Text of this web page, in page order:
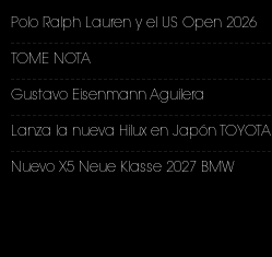
Polo Ralph Lauren y el US Open 2026
TOME NOTA
Gustavo Eisenmann Aguilera
Lanza la nueva Hilux en Japón TOYOTA
Nuevo X5 Neue Klasse 2027 BMW